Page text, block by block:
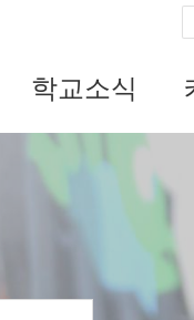
학교소식